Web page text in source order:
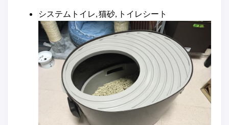
システムトイレ, 猫砂, トイレシート